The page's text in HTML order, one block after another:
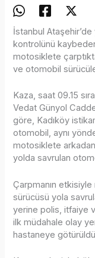
İstanbul
kontrolünü
motosiklete
ve otomobil
Kaza, saat 09.15
Vedat Günyol
göre, Kadıköy
otomobil, aynı
motosiklete arkadan
yolda savrulan
Çarpmanın
sürücüsü yola
yerine polis, itfaiye
ilk müdahale olay
hastaneye